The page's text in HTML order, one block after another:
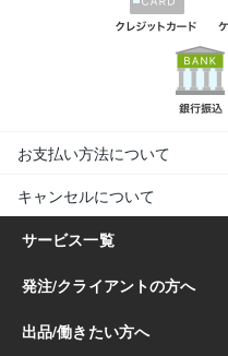
お支払い方法について
キャンセルについて